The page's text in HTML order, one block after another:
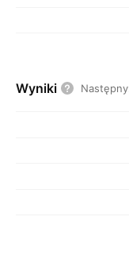
Wyniki Następny